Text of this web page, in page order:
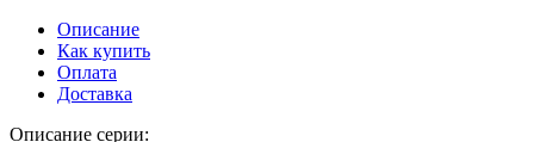
Описание
Как купить
Оплата
Доставка
Описание серии: